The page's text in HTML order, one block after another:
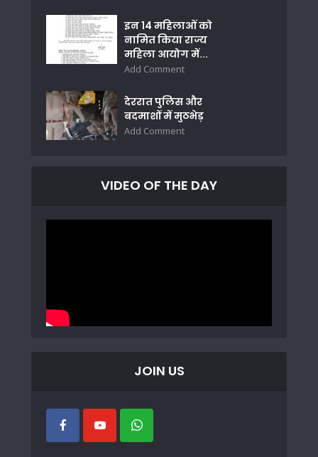
इन 14 महिलाओं को
नामित किया राज्य
महिला आयोग में...
Add Comment
देररात पुलिस और
बदमाशों में मुठभेड़
Add Comment
VIDEO OF THE DAY
JOIN US